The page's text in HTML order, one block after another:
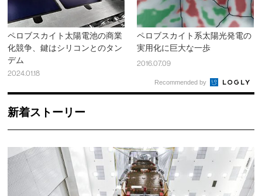
ペロブスカイト太陽電池の商業
化競争、鍵はシリコンとのタン
デム
2024.01.18
ペロブスカイト系太陽光発電の
実用化に巨大な一歩
2016.07.09
Recommended by
新着ストーリー